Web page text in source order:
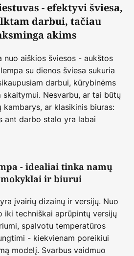
- efektyvi šviesa,
darbui, tačiau
akims
nuo aiškios šviesos - aukštos
su dienos šviesa sukuria
darbui, kūrybinėms
Nesvarbu, ar tai būtų
kambarys, ar klasikinis biuras:
ant darbo stalo yra labai
- idealiai tinka namų
ir biurui
įvairių dizainų ir versijų. Nuo
iki techniškai aprūpintų versijų
spalvotu temperatūros
- kiekvienam poreikiui
modelį. Svarbus vaidmuo